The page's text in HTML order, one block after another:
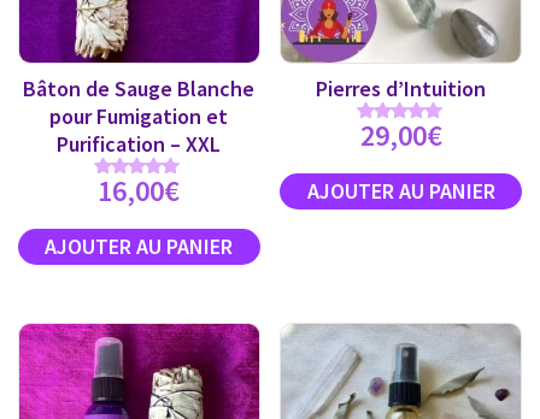
Bâton de Sauge Blanche
pour Fumigation et
Purification – XXL
Note
5.00
16,00€
Pierres d’Intuition
Note
5.00
29,00€